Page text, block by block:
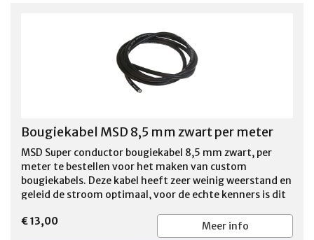
titanium protection additive is a premium-quality, full
synthetic automotive engine oil designed to provide
maximum engine protection for gasoline-fueled and
flex-fueled passenger cars and light trucks under All
operating conditions. It is particularly recommended for
US QT (946ml)
Bougiekabel MSD 8,5 mm zwart per meter
MSD Super conductor bougiekabel 8,5 mm zwart, per
meter te bestellen voor het maken van custom
bougiekabels. Deze kabel heeft zeer weinig weerstand en
geleid de stroom optimaal, voor de echte kenners is dit
de motor. Per meter te bestellen. LET OP: door u
bestelde op maat afgeknipte kabel kan niet retour
€ 13,00 Meer info